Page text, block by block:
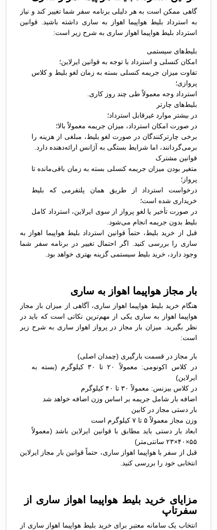
گاهی ممکن است به هر دلیلی برنامه سفر شما تغییر کند و نیاز
به استرداد بلیط هواپیما اهواز به ساری داشته باشید. قوانین
استرداد بلیط هواپیما اهواز ساری به شرح زیر است:
بلیط‌های سیستمی
امکان کنسلی و استرداد با توجه به قوانین ایرلاین؛
تفاوت میزان جریمه کنسلی بسته به زمان لغو بلیط و کلاس
پروازی؛
استرداد وجه معمولاً طی چند روز کاری.
بلیط‌های چارتر
در بیشتر موارد غیرقابل استرداد؛
در صورت امکان استرداد، میزان جریمه معمولاً بالا؛
برخی چارترکنندگان در صورت لغو بلیط، مبلغی از هزینه را
برمی‌گردانند، اما شرایط بستگی به آژانس ارائه‌دهنده دارد.
قوانین مشترک
متغیر بودن میزان جریمه کنسلی بسته به زمان باقی‌مانده تا
پرواز؛
درخواست استرداد از طریق همان پلتفرمی که بلیط
خریداری شده است؛
در صورت تأخیر یا لغو پرواز از سوی ایرلاین، استرداد کامل
بلیط بدون جریمه انجام می‌شود.
قبل از خرید بلیط، حتماً قوانین استرداد بلیط هواپیما اهواز به
ساری را بررسی کنید. اگر احتمال تغییر در برنامه سفر شما
وجود دارد، خرید بلیط سیستمی گزینه بهتری خواهد بود.
بار مجاز هواپیما اهواز به ساری
هنگام خرید بلیط هواپیما اهواز ساری، آگاهی از میزان باز مجاز
هواپیما اهواز به ساری یکی از مهم‌ترین نکاتی است که باید در
نظر بگیرید. میزان بار مجاز در پرواز اهواز ساری به شرح زیر
است:
بار مجاز در قسمت بارگیری (چمدان اصلی)
در کلاس اکونومی: معمولاً ۲۰ تا ۳۰ کیلوگرم (بسته به
ایرلاین)
در کلاس بیزنس: معمولاً ۳۰ تا ۴۰ کیلوگرم
اضافه بار شامل جریمه بر اساس وزن اضافه خواهد شد
بار دستی مجاز در کابین
وزن مجاز معمولاً ۵ تا ۷ کیلوگرم است
ابعاد بار دستی باید مطابق با قوانین ایرلاین باشد (معمولاً
۵۵×۴۰×۲۳ سانتی‌متر)
قبل از سفر با هواپیما اهواز ساری، حتماً قوانین بار مجاز ایرلاین
انتخابی خود را بررسی کنید.
مزایای خرید بلیط هواپیما اهواز ساری از
سفرتاپ
انتخاب یک سامانه معتبر برای خرید بلیط هواپیما اهواز ساری از